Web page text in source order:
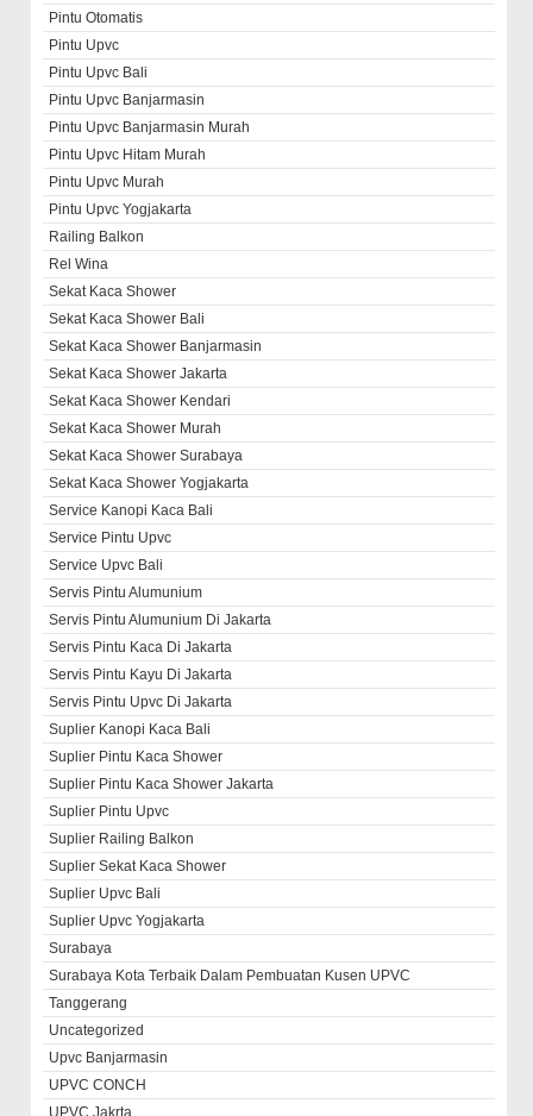
Pintu Otomatis
Pintu Upvc
Pintu Upvc Bali
Pintu Upvc Banjarmasin
Pintu Upvc Banjarmasin Murah
Pintu Upvc Hitam Murah
Pintu Upvc Murah
Pintu Upvc Yogjakarta
Railing Balkon
Rel Wina
Sekat Kaca Shower
Sekat Kaca Shower Bali
Sekat Kaca Shower Banjarmasin
Sekat Kaca Shower Jakarta
Sekat Kaca Shower Kendari
Sekat Kaca Shower Murah
Sekat Kaca Shower Surabaya
Sekat Kaca Shower Yogjakarta
Service Kanopi Kaca Bali
Service Pintu Upvc
Service Upvc Bali
Servis Pintu Alumunium
Servis Pintu Alumunium Di Jakarta
Servis Pintu Kaca Di Jakarta
Servis Pintu Kayu Di Jakarta
Servis Pintu Upvc Di Jakarta
Suplier Kanopi Kaca Bali
Suplier Pintu Kaca Shower
Suplier Pintu Kaca Shower Jakarta
Suplier Pintu Upvc
Suplier Railing Balkon
Suplier Sekat Kaca Shower
Suplier Upvc Bali
Suplier Upvc Yogjakarta
Surabaya
Surabaya Kota Terbaik Dalam Pembuatan Kusen UPVC
Tanggerang
Uncategorized
Upvc Banjarmasin
UPVC CONCH
UPVC Jakrta